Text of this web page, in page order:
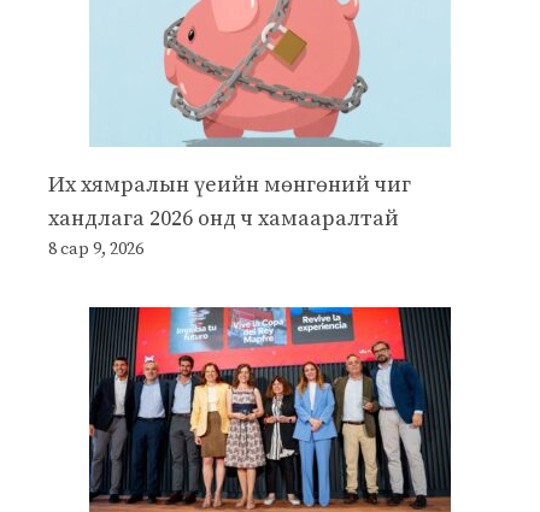
Их хямралын үеийн мөнгөний чиг
хандлага 2026 онд ч хамааралтай
8 сар 9, 2026